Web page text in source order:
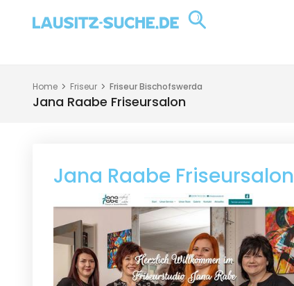
Home Friseur Friseur Bischofswerda
Jana Raabe Friseursalon
Jana Raabe Friseursalon